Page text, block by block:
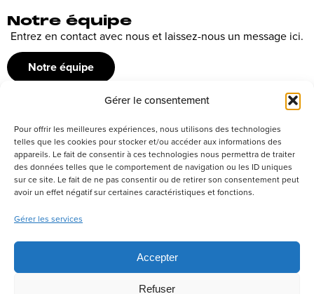
Gérer le consentement
Pour offrir les meilleures expériences, nous utilisons des technologies
telles que les cookies pour stocker et/ou accéder aux informations des
appareils. Le fait de consentir à ces technologies nous permettra de traiter
des données telles que le comportement de navigation ou les ID uniques
sur ce site. Le fait de ne pas consentir ou de retirer son consentement peut
avoir un effet négatif sur certaines caractéristiques et fonctions.
Gérer les services
Accepter
Refuser
Notre équipe
Entrez en contact avec nous et laissez-nous un message ici.
Notre équipe
Recrutement
Découvrez nos offres d’emploi ou envoyez votre candidature
spontanée
Postuler